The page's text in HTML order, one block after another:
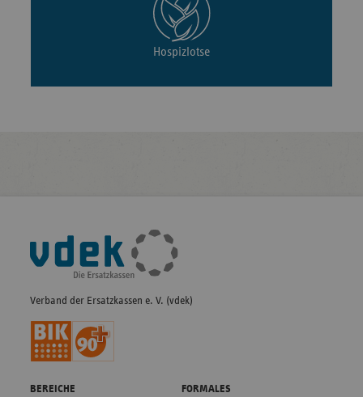
Hospizlotse
Fußleisten-
Navigation
Verband der Ersatzkassen e. V. (vdek)
BEREICHE FORMALES